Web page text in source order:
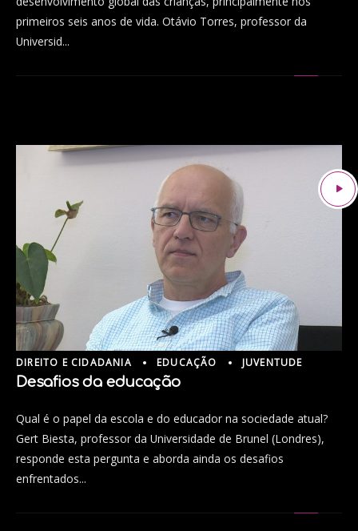
primeiros seis anos de vida. Otávio Torres, professor da
Universid...
DIREITO E CIDADANIA EDUCAÇÃO JUVENTUDE
Desafios da educação
Qual é o papel da escola e do educador na sociedade atual?
Gert Biesta, professor da Universidade de Brunel (Londres),
responde esta pergunta e aborda ainda os desafios
enfrentados...